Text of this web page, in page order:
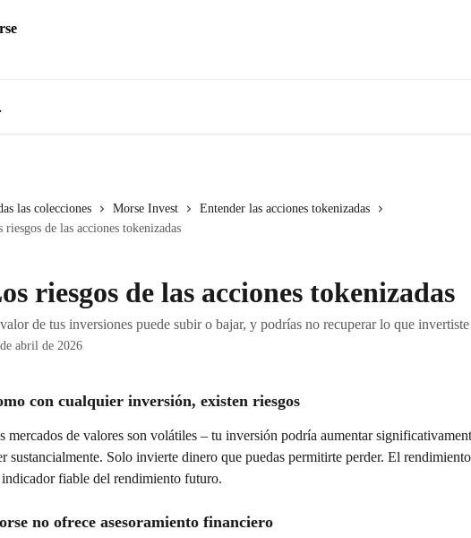
las colecciones Morse Invest
Entender las acciones tokenizadas
riesgos de las acciones tokenizadas
riesgos de las acciones tokenizadas
de tus inversiones puede subir o bajar, y podrías no recuperar lo que invertiste
abril de 2026
con cualquier inversión, existen riesgos
mercados de valores son volátiles – tu inversión podría aumentar
sustancialmente. Solo invierte dinero que puedas permitirte perder. El
fiable del rendimiento futuro.
no ofrece asesoramiento financiero